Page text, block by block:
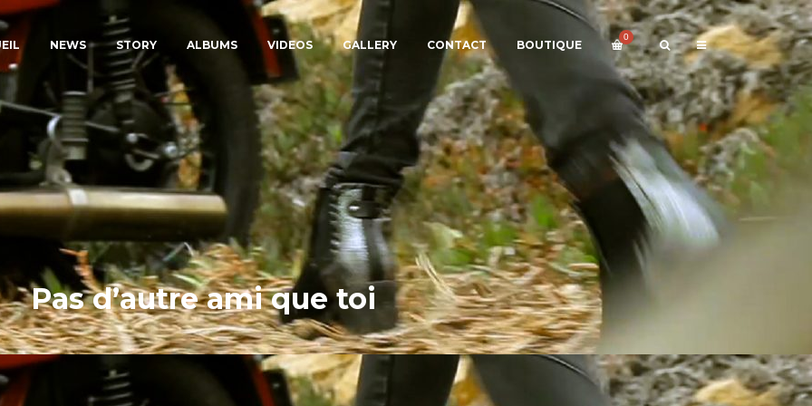
NEWS STORY ALBUMS VIDEOS GALLERY CONTACT BOUTIQUE
0
Pas d’autre ami que toi